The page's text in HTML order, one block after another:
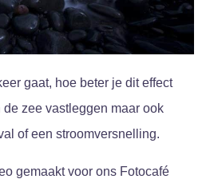
gaat, hoe beter je dit effect
zee vastleggen maar ook
of een stroomversnelling.
gemaakt voor ons Fotocafé